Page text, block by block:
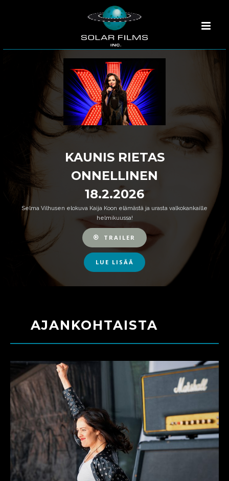
KAUNIS RIETAS
ONNELLINEN
18.2.2026
Selma Vilhusen elokuva Kaija Koon elämästä ja urasta valkokankaille
helmikuussa!
TRAILER
LUE LISÄÄ
AJANKOHTAISTA